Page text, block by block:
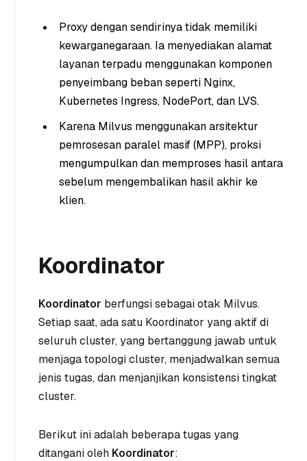
Proxy dengan sendirinya tidak memiliki
kewarganegaraan. Ia menyediakan alamat
layanan terpadu menggunakan komponen
penyeimbang beban seperti Nginx,
Kubernetes Ingress, NodePort, dan LVS.
Karena Milvus menggunakan arsitektur
pemrosesan paralel masif (MPP), proksi
mengumpulkan dan memproses hasil antara
sebelum mengembalikan hasil akhir ke
klien.
Koordinator
Koordinator berfungsi sebagai otak Milvus.
Setiap saat, ada satu Koordinator yang aktif di
seluruh cluster, yang bertanggung jawab untuk
menjaga topologi cluster, menjadwalkan semua
jenis tugas, dan menjanjikan konsistensi tingkat
cluster.
Berikut ini adalah beberapa tugas yang
ditangani oleh Koordinator: